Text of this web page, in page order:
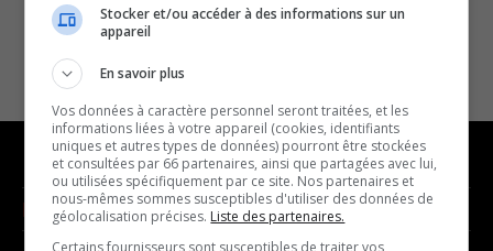
NOUVELLES MUSIQUE
Stocker et/ou accéder à des informations sur un
appareil
En savoir plus
Vos données à caractère personnel seront traitées, et les
informations liées à votre appareil (cookies, identifiants
uniques et autres types de données) pourront être stockées
et consultées par 66 partenaires, ainsi que partagées avec lui,
ou utilisées spécifiquement par ce site. Nos partenaires et
nous-mêmes sommes susceptibles d'utiliser des données de
géolocalisation précises. Liste des partenaires.
Certains fournisseurs sont susceptibles de traiter vos